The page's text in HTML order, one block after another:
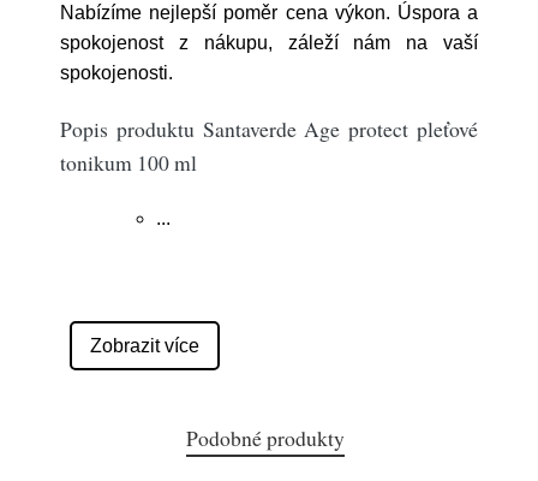
Nabízíme nejlepší poměr cena výkon. Úspora a
spokojenost z nákupu, záleží nám na vaší
spokojenosti.
Popis produktu Santaverde Age protect pleťové
tonikum 100 ml
...
Zobrazit více
Podobné produkty